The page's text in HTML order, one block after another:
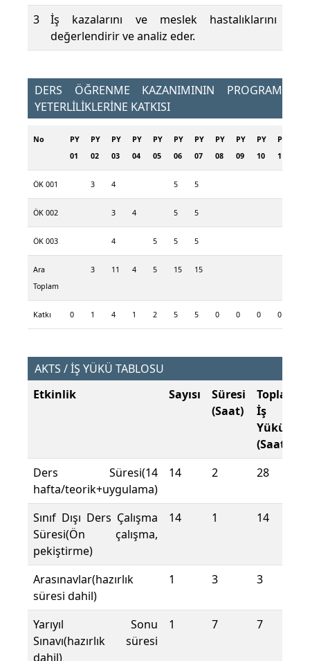
3
İş kazalarını ve meslek hastalıklarını
değerlendirir ve analiz eder.
DERS ÖĞRENME KAZANIMININ PROGRAM
YETERLİLİKLERİNE KATKISI
No
PY
01
PY
02
PY
03
PY
04
PY
05
PY
06
PY
07
PY
08
PY
09
PY
10
PY
11
ÖK 001 3 4 5 5
ÖK 002 3 4 5 5
ÖK 003 4 5 5 5
Ara
Toplam
3 11 4 5 15 15
Katkı 0 1 4 1 2 5 5 0 0 0 0
AKTS / İŞ YÜKÜ TABLOSU
Etkinlik
Sayısı
Süresi
(Saat)
Toplam
İş
Yükü
(Saat)
Ders Süresi(14
hafta/teorik+uygulama)
14 2 28
Sınıf Dışı Ders Çalışma
Süresi(Ön çalışma,
pekiştirme)
14 1 14
Arasınavlar(hazırlık
süresi dahil)
1 3 3
Yarıyıl Sonu
Sınavı(hazırlık süresi
dahil)
1 7 7